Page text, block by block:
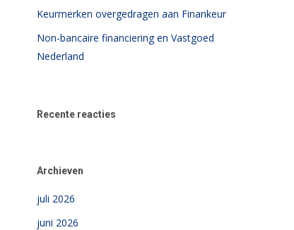
Keurmerken overgedragen aan Finankeur
Non-bancaire financiering en Vastgoed
Nederland
Recente reacties
Archieven
juli 2026
juni 2026